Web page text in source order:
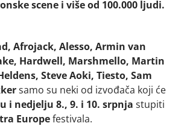
scene i više od 100.000 ljudi.
Afrojack, Alesso, Armin van
Hardwell, Marshmello, Martin
Steve Aoki, Tiesto, Sam
samo su neki od izvođača koji će
i nedjelju 8., 9. i 10. srpnja stupiti
Europefestivala.